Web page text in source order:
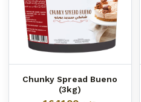
Chunky Spread Bueno
(3kg)